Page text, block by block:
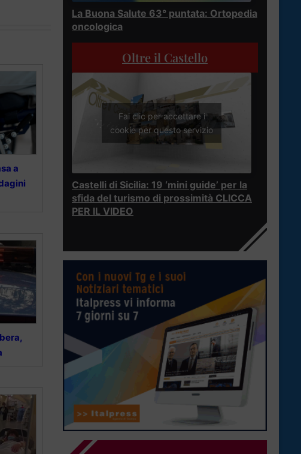
a
La Buona Salute 63° puntata: Ortopedia
oncologica
Oltre il Castello
Fai clic per accettare i
cookie per questo servizio
Castelli di Sicilia: 19 ‘mini guide’ per la
sfida del turismo di prossimità CLICCA
PER IL VIDEO